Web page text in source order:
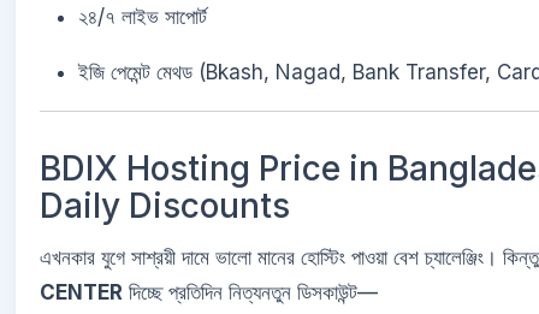
২৪/৭ লাইভ সাপোর্ট
ইজি পেমেন্ট মেথড (Bkash, Nagad, Bank Transfer,
BDIX Hosting Price in
Daily Discounts
এখনকার যুগে সাশ্রয়ী দামে ভালো মানের হোস্টিং পাওয়া বেশ চ্যালেঞ্জিং।
CENTER দিচ্ছে প্রতিদিন নিত্যনতুন ডিসকাউন্ট—